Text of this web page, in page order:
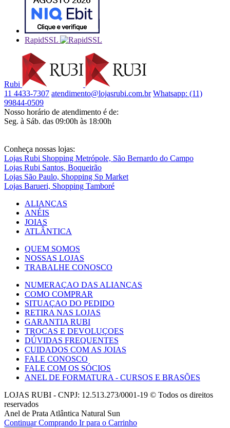
RapidSSL
Rubi
11 4433-7307 atendimento@lojasrubi.com.br Whatsapp: (11)
99844-0509
Nosso horário de atendimento é de:
Seg. à Sáb. das 09:00h às 18:00h
Conheça nossas lojas:
Lojas Rubi Shopping Metrópole, São Bernardo do Campo
Lojas Rubi Santos, Boqueirão
Lojas São Paulo, Shopping Sp Market
Lojas Barueri, Shopping Tamboré
ALIANÇAS
ANÉIS
JOIAS
ATLÂNTICA
QUEM SOMOS
NOSSAS LOJAS
TRABALHE CONOSCO
NUMERAÇAO DAS ALIANÇAS
COMO COMPRAR
SITUAÇAO DO PEDIDO
RETIRA NAS LOJAS
GARANTIA RUBI
TROCAS E DEVOLUÇOES
DÚVIDAS FREQUENTES
CUIDADOS COM AS JOIAS
FALE CONOSCO
FALE COM OS SÓCIOS
ANEL DE FORMATURA - CURSOS E BRASÕES
LOJAS RUBI - CNPJ: 12.513.273/0001-19 © Todos os direitos
reservados
Anel de Prata Atlântica Natural Sun
Continuar Comprando Ir para o Carrinho